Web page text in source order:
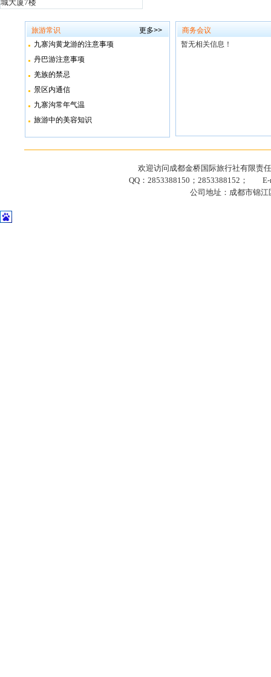
城大厦7楼
旅游常识
更多>>
九寨沟黄龙游的注意事项
丹巴游注意事项
羌族的禁忌
景区内通信
九寨沟常年气温
旅游中的美容知识
商务会议
暂无相关信息！
欢迎访问成都金桥国际旅行社有限责
QQ：2853388150；2853388152； E-
公司地址：成都市锦